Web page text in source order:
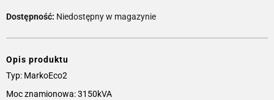
Dostępność: Niedostępny w magazynie
Opis produktu
Typ: MarkoEco2
Moc znamionowa: 3150kVA